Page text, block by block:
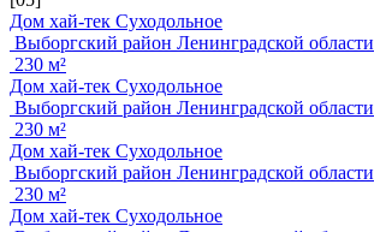
Дом хай-тек Суходольное
Выборгский район Ленинградской области
230 м²
Дом хай-тек Суходольное
Выборгский район Ленинградской области
230 м²
Дом хай-тек Суходольное
Выборгский район Ленинградской области
230 м²
Дом хай-тек Суходольное